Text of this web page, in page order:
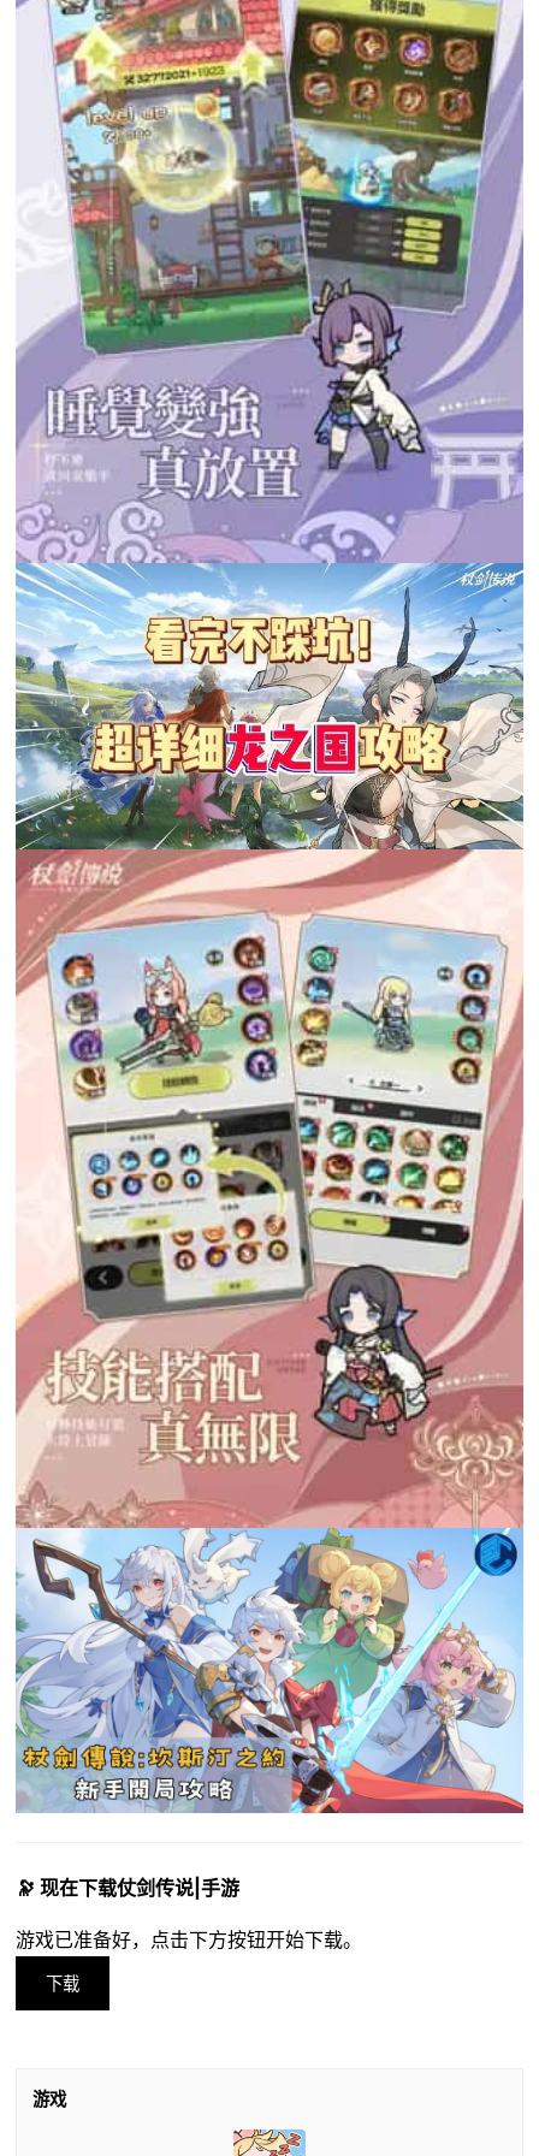
🔭 现在下载仗剑传说|手游
游戏已准备好，点击下方按钮开始下载。
下载
游戏